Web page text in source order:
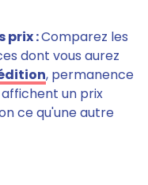
prix :Comparez les
dont vous aurez
, permanence
un prix
ce qu'une autre